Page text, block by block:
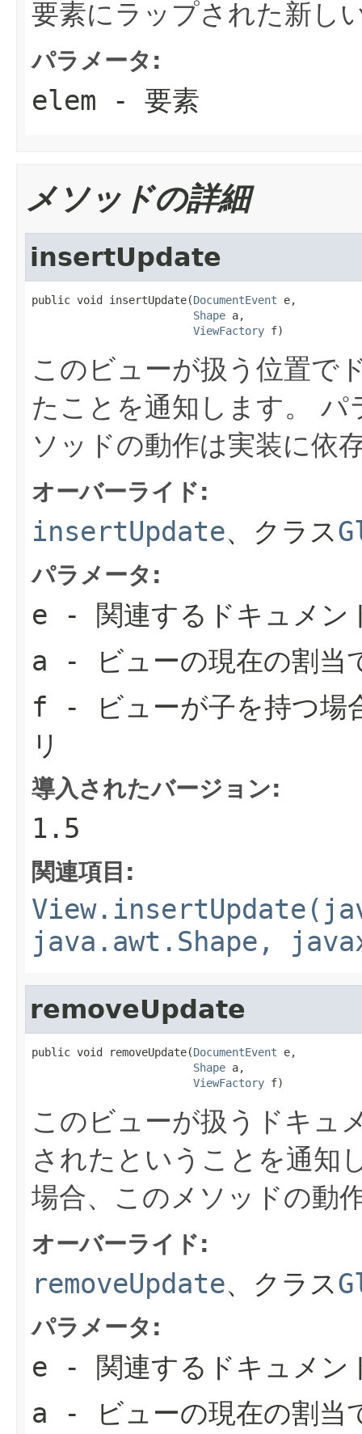
要素にラップされた新し
パラメータ:
elem - 要素
メソッドの詳細
insertUpdate
public void insertUpdate(DocumentEvent e,
Shape a,
ViewFactory f)
このビューが扱う位置で
たことを通知します。
パ
ソッドの動作は実装に依
オーバーライド:
insertUpdate、クラス
パラメータ:
e - 関連するドキュメン
a - ビューの現在の割当
f - ビューが子を持つ場
リ
導入されたバージョン:
1.5
関連項目:
java.awt.Shape,
removeUpdate
public void removeUpdate(DocumentEvent e,
Shape a,
ViewFactory f)
このビューが扱うドキュ
されたということを通知
場合、このメソッドの動
オーバーライド:
removeUpdate、クラス
パラメータ:
e - 関連するドキュメン
a - ビューの現在の割当